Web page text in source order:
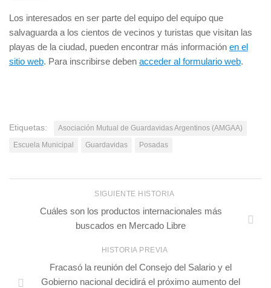
Los interesados en ser parte del equipo del equipo que
salvaguarda a los cientos de vecinos y turistas que visitan las
playas de la ciudad, pueden encontrar más información en el
sitio web. Para inscribirse deben acceder al formulario web.
Etiquetas:
Asociación Mutual de Guardavidas Argentinos (AMGAA)
Escuela Municipal
Guardavidas Posadas
SIGUIENTE HISTORIA
Cuáles son los productos internacionales más
buscados en Mercado Libre
HISTORIA PREVIA
Fracasó la reunión del Consejo del Salario y el
Gobierno nacional decidirá el próximo aumento del